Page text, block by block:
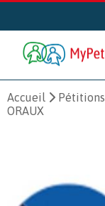
Accueil Pétitions
ORAUX